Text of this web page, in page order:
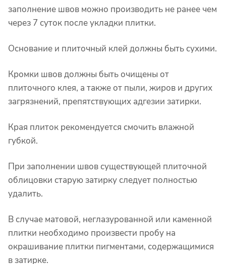
заполнение швов можно производить не ранее чем
через 7 суток после укладки плитки.
Основание и плиточный клей должны быть сухими.
Кромки швов должны быть очищены от
плиточного клея, а также от пыли, жиров и других
загрязнений, препятствующих адгезии затирки.
Края плиток рекомендуется смочить влажной
губкой.
При заполнении швов существующей плиточной
облицовки старую затирку следует полностью
удалить.
В случае матовой, неглазурованной или каменной
плитки необходимо произвести пробу на
окрашивание плитки пигментами, содержащимися
в затирке.